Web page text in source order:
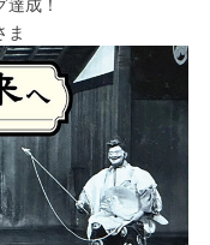
成！
ま